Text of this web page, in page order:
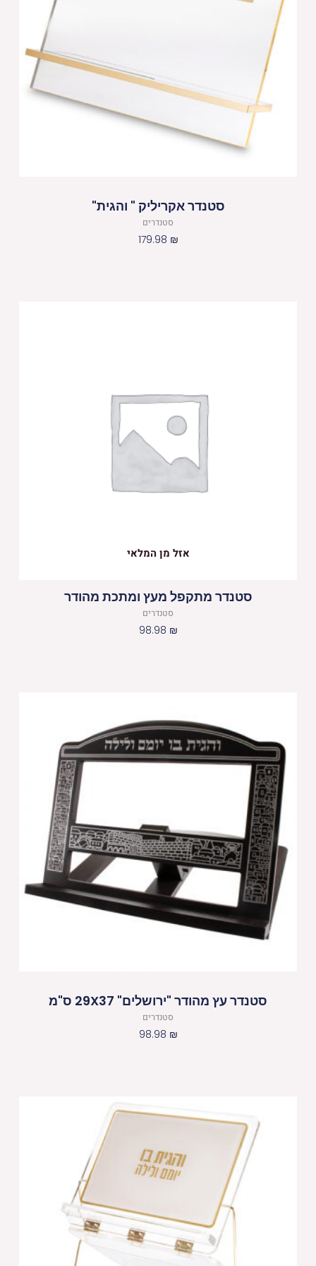
סטנדר אקריליק " והגית"
סטנדרים
179.98 ₪
אזל מן המלאי
סטנדר מתקפל מעץ ומתכת מהודר
סטנדרים
98.98 ₪
סטנדר עץ מהודר "ירושלים" 29X37 ס"מ
סטנדרים
98.98 ₪